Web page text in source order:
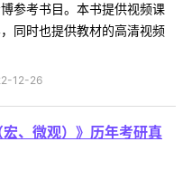
参考书目。本书提供视频课
同时也提供教材的高清视频
12-26
、微观）》历年考研真